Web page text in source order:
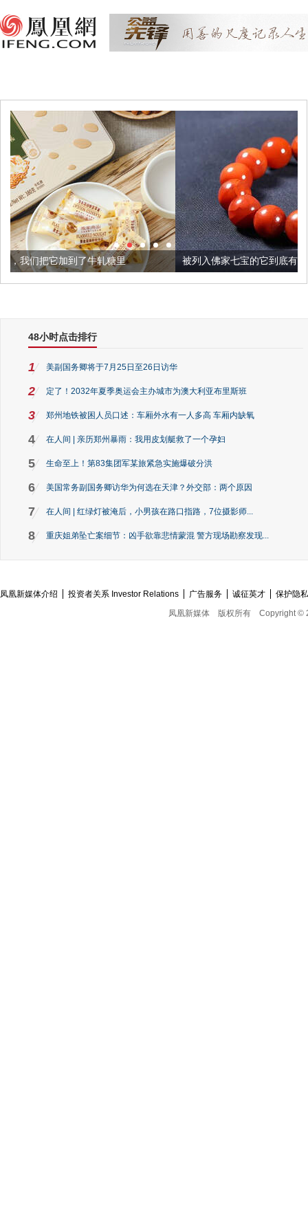
轧糖里 被列入佛家七宝的它到底有多美？
48小时点击排行
1 美副国务卿将于7月25日至26日访华
2 定了！2032年夏季奥运会主办城市为澳大利亚布里斯班
3 郑州地铁被困人员口述：车厢外水有一人多高 车厢内缺氧
4 在人间 | 亲历郑州暴雨：我用皮划艇救了一个孕妇
5 生命至上！第83集团军某旅紧急实施爆破分洪
6 美国常务副国务卿访华为何选在天津？外交部：两个原因
7 在人间 | 红绿灯被淹后，小男孩在路口指路，7位摄影师...
8 重庆姐弟坠亡案细节：凶手欲靠悲情蒙混 警方现场勘察发现...
凤凰新媒体介绍 投资者关系 Investor Relations 广告服务 诚征英才
保护隐
凤凰新媒体
版权所有 Copyright ©